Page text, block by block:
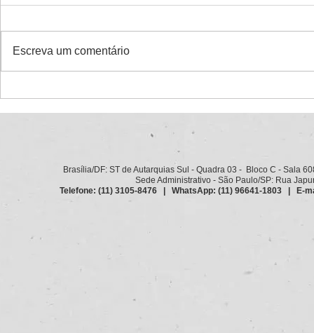
Escreva um comentário
Brasília/DF: ST de Autarquias Sul - Quadra 03 - Bloco C - Sala
Sede Administrativo - São Paulo/SP: Rua
Telefone: (11) 3105-8476 | WhatsApp: (11) 96641-1803 | E-